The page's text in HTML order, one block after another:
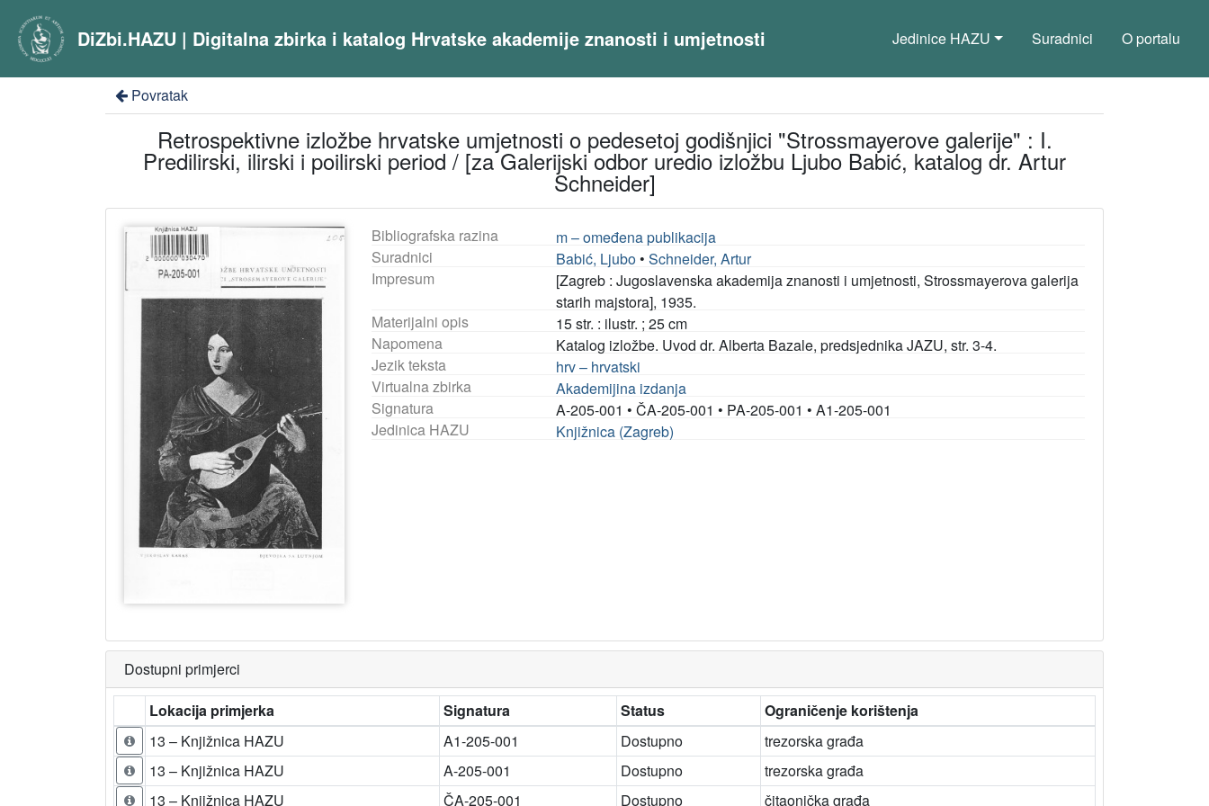
DiZbi.HAZU | Digitalna zbirka i katalog Hrvatske akademije znanosti i umjetnosti Jedinice HAZU Suradnici O portalu
Povratak
Retrospektivne izložbe hrvatske umjetnosti o pedesetoj godišnjici "Strossmayerove galerije" : I.
Predilirski, ilirski i poilirski period / [za Galerijski odbor uredio izložbu Ljubo Babić, katalog dr. Artur
Schneider]
Bibliografska razina
m – omeđena publikacija
Suradnici
Babić, Ljubo •Schneider, Artur
Impresum
[Zagreb : Jugoslavenska akademija znanosti i umjetnosti, Strossmayerova galerija
starih majstora], 1935.
Materijalni opis
15 str. : ilustr. ; 25 cm
Napomena
Katalog izložbe. Uvod dr. Alberta Bazale, predsjednika JAZU, str. 3-4.
Jezik teksta
hrv – hrvatski
Virtualna zbirka
Akademijina izdanja
Signatura
A-205-001 •ČA-205-001 • PA-205-001 •A1-205-001
Jedinica HAZU
Knjižnica (Zagreb)
Dostupni primjerci
Lokacija primjerka
Signatura Status
Ograničenje korištenja
13 – Knjižnica HAZU
A1-205-001 Dostupno
trezorska građa
13 – Knjižnica HAZU
A-205-001 Dostupno
trezorska građa
13 – Knjižnica HAZU
ČA-205-001 Dostupno čitaonička građa